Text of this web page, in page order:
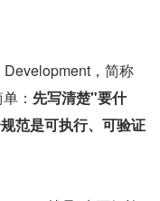
，简称
： 先写清楚"要什
范是可执行、可验证